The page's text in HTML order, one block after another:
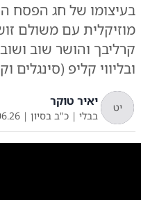
בעיצומו של חג הפסח
מוזיקלית עם משולם
קרליבך והושר שוב
ובליווי קליפ (סינגלים
יט יאיר טוקר
בבלי | כ"ב בסיון |